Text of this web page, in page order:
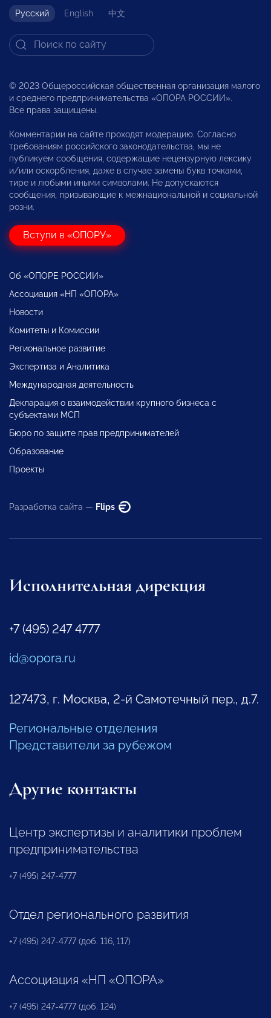
Русский English 中文
© 2023 Общероссийская общественная организация малого
и среднего предпринимательства «ОПОРА РОССИИ».
Все права защищены.
Комментарии на сайте проходят модерацию. Согласно
требованиям российского законодательства, мы не
публикуем сообщения, содержащие нецензурную лексику
и/или оскорбления, даже в случае замены букв точками,
тире и любыми иными символами. Не допускаются
сообщения, призывающие к межнациональной и социальной
розни.
Вступи в «ОПОРУ»
Об «ОПОРЕ РОССИИ»
Ассоциация «НП «ОПОРА»
Новости
Комитеты и Комиссии
Региональное развитие
Экспертиза и Аналитика
Международная деятельность
Декларация о взаимодействии крупного бизнеса с
субъектами МСП
Бюро по защите прав предпринимателей
Образование
Проекты
Разработка сайта — Flips
Исполнительная дирекция
+7 (495) 247 4777
id@opora.ru
127473, г. Москва, 2-й Самотечный пер., д.7.
Региональные отделения
Представители за рубежом
Другие контакты
Центр экспертизы и аналитики проблем
предпринимательства
+7 (495) 247-4777
Отдел регионального развития
+7 (495) 247-4777 (доб. 116, 117)
Ассоциация «НП «ОПОРА»
+7 (495) 247-4777 (доб. 124)